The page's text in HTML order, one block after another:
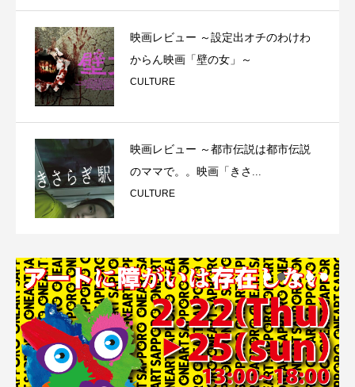
映画レビュー ～設定出オチのわけわ
からん映画「壁の女」～
CULTURE
映画レビュー ～都市伝説は都市伝説
のママで。。映画「きさ...
CULTURE